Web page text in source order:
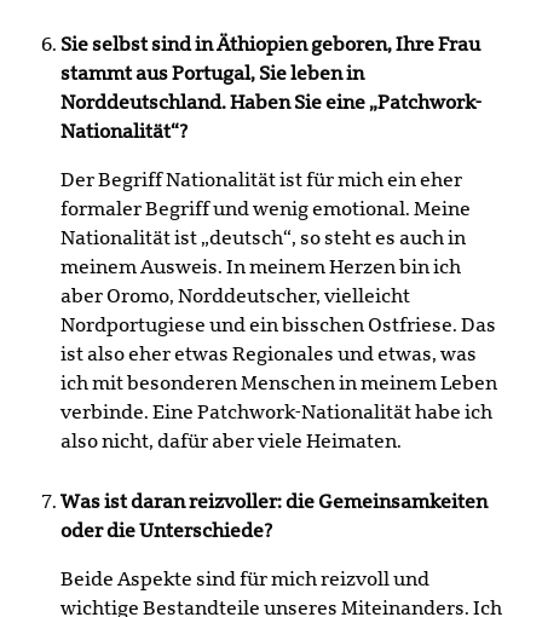
Sie selbst sind in Äthiopien geboren, Ihre Frau
stammt aus Portugal, Sie leben in
Norddeutschland. Haben Sie eine „Patchwork-
Nationalität“?
Der Begriff Nationalität ist für mich ein eher
formaler Begriff und wenig emotional. Meine
Nationalität ist „deutsch“, so steht es auch in
meinem Ausweis. In meinem Herzen bin ich
aber Oromo, Norddeutscher, vielleicht
Nordportugiese und ein bisschen Ostfriese. Das
ist also eher etwas Regionales und etwas, was
ich mit besonderen Menschen in meinem Leben
verbinde. Eine Patchwork-Nationalität habe ich
also nicht, dafür aber viele Heimaten.
Was ist daran reizvoller: die Gemeinsamkeiten
oder die Unterschiede?
Beide Aspekte sind für mich reizvoll und
wichtige Bestandteile unseres Miteinanders. Ich